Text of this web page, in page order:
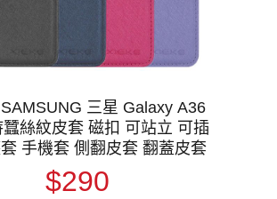
三星 Galaxy A36
絲紋皮套 磁扣 可站立 可插
手機套 側翻皮套 翻蓋皮套
$290